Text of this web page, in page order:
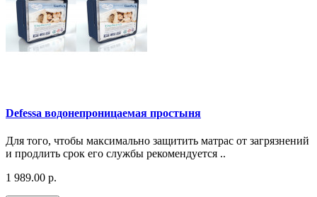
Defessa водонепроницаемая простыня
Для того, чтобы максимально защитить матрас от загрязнений
и продлить срок его службы рекомендуется ..
1 989.00 р.